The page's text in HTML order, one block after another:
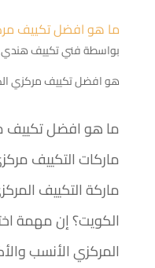
ما هو افضل تكييف
بواسطةفني تكييف هندي
هو افضل تكييف مركزي
ما هو افضل تكييف
ماركة التكييف
الكويت؟ إن مهمة
المركزي الأنسب